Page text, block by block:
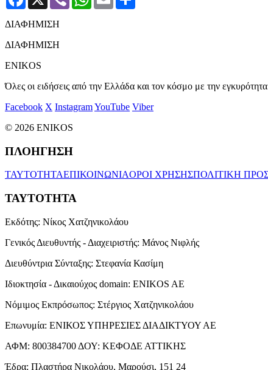
ΔΙΑΦΗΜΙΣΗ
ΔΙΑΦΗΜΙΣΗ
ENIKOS
Όλες οι ειδήσεις από την Ελλάδα και τον κόσμο με την
Facebook X InstagramYouTube Viber
© 2026 ENIKOS
ΠΛΟΗΓΗΣΗ
ΤΑΥΤΟΤΗΤΑΕΠΙΚΟΙΝΩΝΙΑΟΡΟΙ ΧΡΗΣΗΣΠΟΛΙΤΙΚΗ
ΤΑΥΤΟΤΗΤΑ
Εκδότης: Νίκος Χατζηνικολάου
Γενικός Διευθυντής - Διαχειριστής: Μάνος Νιφλής
Διευθύντρια Σύνταξης: Στεφανία Κασίμη
Ιδιοκτησία - Δικαιούχος domain: ENIKOS AE
Νόμιμος Εκπρόσωπος: Στέργιος Χατζηνικολάου
Επωνυμία: ΕΝΙΚΟΣ ΥΠΗΡΕΣΙΕΣ ΔΙΑΔΙΚΤΥΟΥ ΑΕ
ΑΦΜ: 800384700 ΔΟΥ: ΚΕΦΟΔΕ ΑΤΤΙΚΗΣ
Έδρα: Πλαστήρα Νικολάου, Μαρούσι, 151 24